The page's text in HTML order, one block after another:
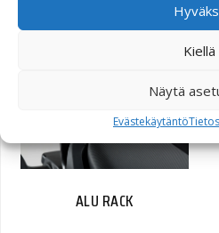
Kiellä
Näytä
Evästekäytäntö
ALU RACK